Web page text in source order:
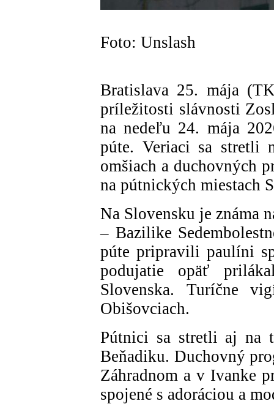
Foto: Unslash
Bratislava 25. mája
príležitosti slávnosti
na nedeľu 24. mája
púte. Veriaci sa stretli
omšiach a duchovných
na pútnických miestach
Na Slovensku je známa
– Bazilike
púte pripravili paulíni
podujatie opäť
Slovenska. Turíčne
Obišovciach.
Pútnici sa stretli aj na
Beňadiku. Duchovný
Záhradnom a v Ivanke
spojené s adoráciou a